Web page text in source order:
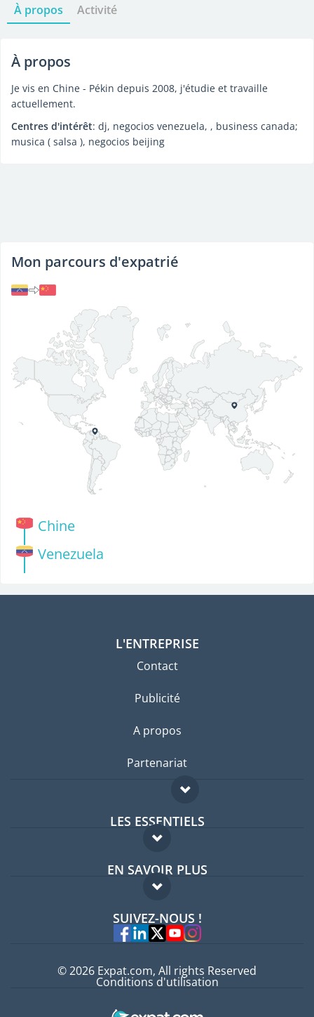
À propos Activité
À propos
Je vis en Chine - Pékin depuis 2008, j'étudie et travaille
actuellement.
Centres d'intérêt: dj, negocios venezuela, , business canada;
musica ( salsa ), negocios beijing
Mon parcours d'expatrié
Chine
Venezuela
L'ENTREPRISE
Contact
Publicité
A propos
Partenariat
LES ESSENTIELS
Forum expatriés
Guides pays
EN SAVOIR PLUS
FAQ
Experts
SUIVEZ-NOUS !
© 2026 Expat.com, All rights Reserved
Conditions d'utilisation